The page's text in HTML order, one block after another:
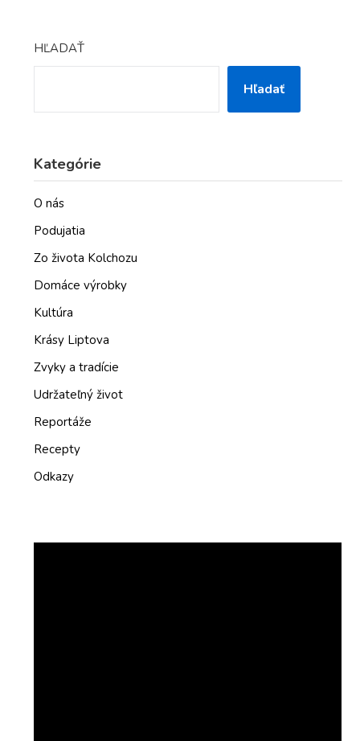
HĽADAŤ
Hľadať
Kategórie
O nás
Podujatia
Zo života Kolchozu
Domáce výrobky
Kultúra
Krásy Liptova
Zvyky a tradície
Udržateľný život
Reportáže
Recepty
Odkazy